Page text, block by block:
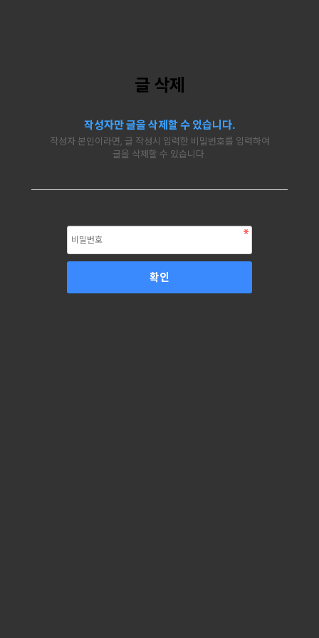
글 삭제
작성자만 글을 삭제할 수 있습니다.
작성자 본인이라면, 글 작성시 입력한 비밀번호를 입력하여
글을 삭제할 수 있습니다.